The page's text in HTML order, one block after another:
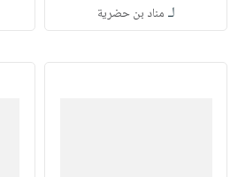
لـ مناد بن حضرية